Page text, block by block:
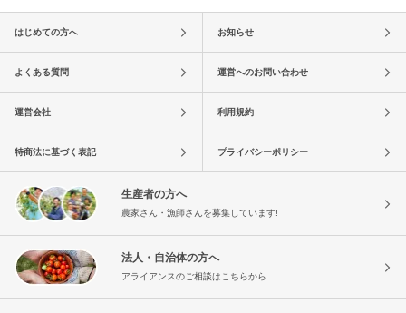
はじめての方へ お知らせ
よくある質問 運営へのお問い合わせ
運営会社 利用規約
特商法に基づく表記 プライバシーポリシー
生産者の方へ
農家さん・漁師さんを募集しています!
法人・自治体の方へ
アライアンスのご相談はこちらから